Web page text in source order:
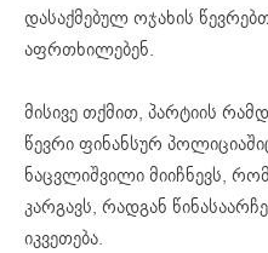
დასაქმებულ ოჯახის
აფრთხილებენ.
მისივე თქმით, პარტიის
წევრი ფინანსურ
ნაცვლიშვილი მიიჩნევს,
კარგავს, რადგან
იკვეთება.